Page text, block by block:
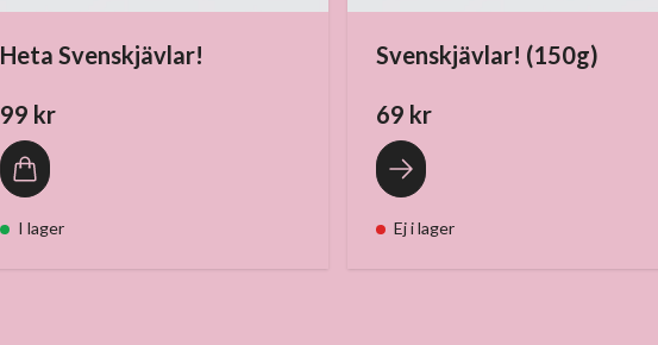
Heta Svenskjävlar!
99 kr
I lager
Svenskjävlar! (150g)
69 kr
Ej i lager